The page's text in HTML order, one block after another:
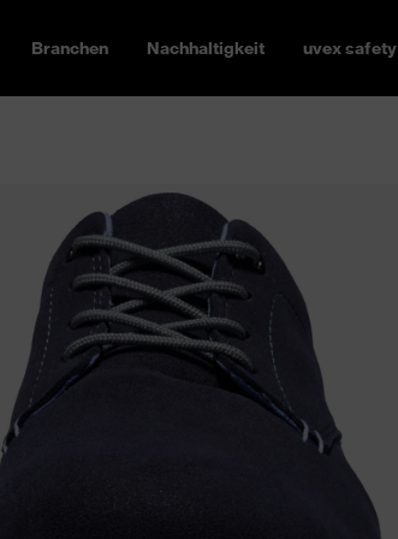
Branchen Nachhaltigkeit uvex safety